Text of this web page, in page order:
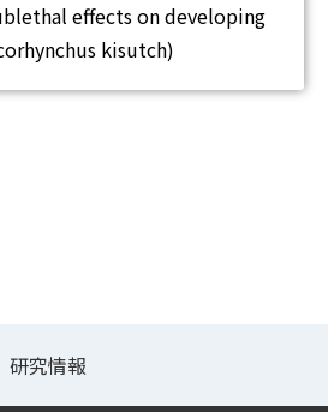
effects on developing
kisutch)
研究情報